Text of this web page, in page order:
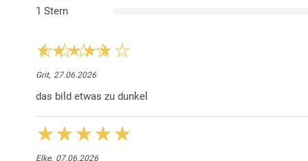
1 Stern
Grit, 27.06.2026
das bild etwas zu dunkel
Elke, 07.06.2026